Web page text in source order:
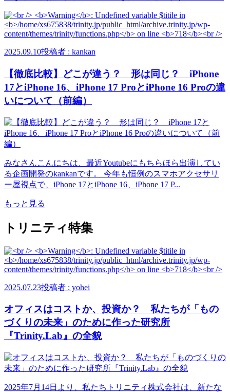
2025.09.10投稿者 : kankan
【徹底比較】どこが違う？ 形は同じ？ iPhone
17とiPhone 16、iPhone 17 ProとiPhone 16 Proの違
いについて（前編）
みなさんこんにちは、最近Youtubeにもちらほら出演してい
る企画開発のkankanです。 今年も恒例のスマホアクセサリ
ー屋視点で、iPhone 17とiPhone 16、iPhone 17 P...
もっと見る
トリニティ特集
2025.07.23投稿者 : yohei
オフィスはコストか、投資か？ 私たちが「もの
づくりの未来」のために作った研究所
『Trinity.Lab』の全貌
2025年7月14日より、私たちトリニティ株式会社は、新たな